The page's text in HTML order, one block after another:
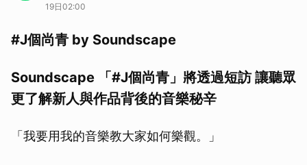
19日02:00
#J個尚青 by Soundscape
Soundscape 「#J個尚青」將透過短訪 讓聽眾
更了解新人與作品背後的音樂秘辛
「我要用我的音樂教大家如何樂觀。」